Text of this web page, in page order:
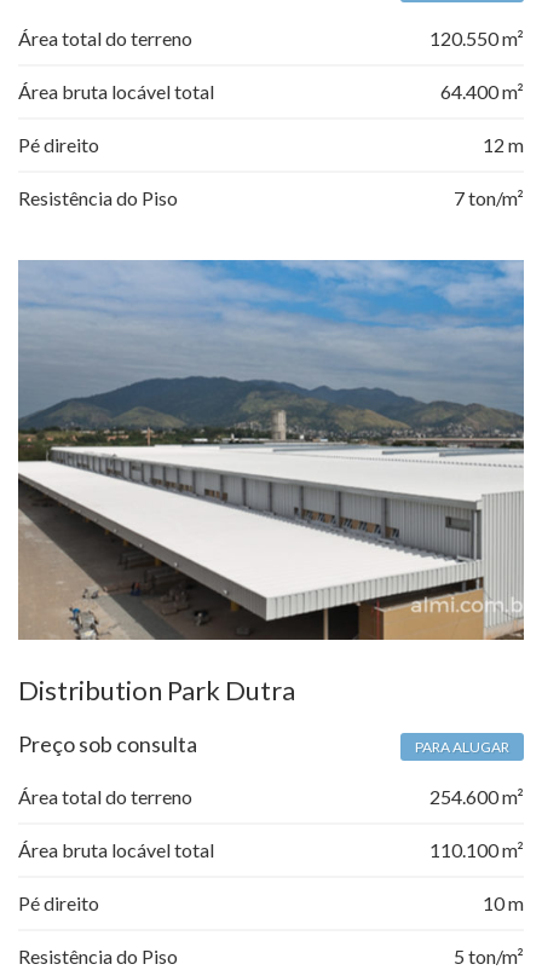
Área total do terreno 120.550 m²
Área bruta locável total 64.400 m²
Pé direito 12 m
Resistência do Piso 7 ton/m²
Distribution Park Dutra
Preço sob consulta PARA ALUGAR
Área total do terreno 254.600 m²
Área bruta locável total 110.100 m²
Pé direito 10 m
Resistência do Piso 5 ton/m²